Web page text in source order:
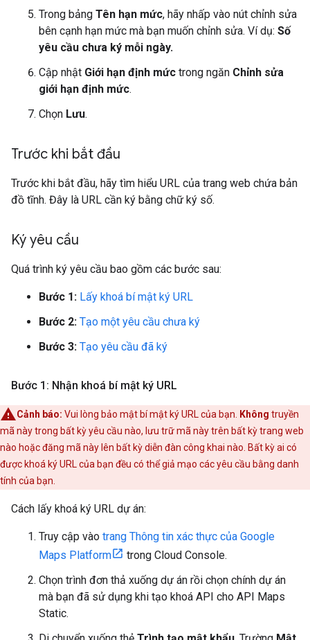
Trong bảng Tên hạn mức, hãy nhấp vào nút chỉnh sửa
bên cạnh hạn mức mà bạn muốn chỉnh sửa. Ví dụ: Số
yêu cầu chưa ký mỗi ngày.
Cập nhật Giới hạn định mức trong ngăn Chỉnh sửa
giới hạn định mức.
Chọn Lưu.
Trước khi bắt đầu
Trước khi bắt đầu, hãy tìm hiểu URL của trang web chứa bản
đồ tĩnh. Đây là URL cần ký bằng chữ ký số.
Ký yêu cầu
Quá trình ký yêu cầu bao gồm các bước sau:
Bước 1: Lấy khoá bí mật ký URL
Bước 2: Tạo một yêu cầu chưa ký
Bước 3: Tạo yêu cầu đã ký
Bước 1: Nhận khoá bí mật ký URL
Cảnh báo: Vui lòng bảo mật bí mật ký URL của bạn. Không truyền
mã này trong bất kỳ yêu cầu nào, lưu trữ mã này trên bất kỳ trang web
nào hoặc đăng mã này lên bất kỳ diễn đàn công khai nào. Bất kỳ ai có
được khoá ký URL của bạn đều có thể giả mạo các yêu cầu bằng danh
tính của bạn.
Cách lấy khoá ký URL dự án:
Truy cập vào trang Thông tin xác thực của Google
Maps Platform
trong Cloud Console.
Chọn trình đơn thả xuống dự án rồi chọn chính dự án
mà bạn đã sử dụng khi tạo khoá API cho API Maps
Static.